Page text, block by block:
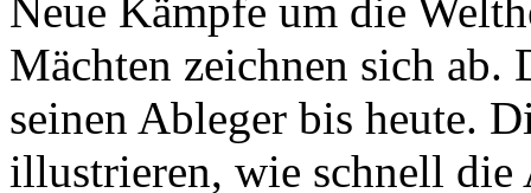
Neue Kämpfe um die
Mächten zeichnen sich
seinen Ableger bis heute.
illustrieren, wie schnell die